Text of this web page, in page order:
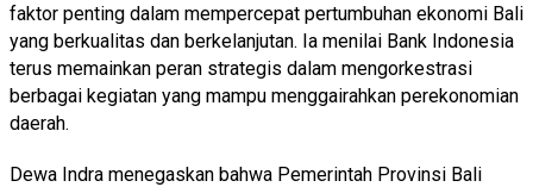
faktor penting dalam mempercepat pertumbuhan ekonomi Bali
yang berkualitas dan berkelanjutan. Ia menilai Bank Indonesia
terus memainkan peran strategis dalam mengorkestrasi
berbagai kegiatan yang mampu menggairahkan perekonomian
daerah.
Dewa Indra menegaskan bahwa Pemerintah Provinsi Bali